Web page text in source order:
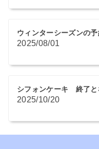
ウィンターシーズンの
2025/08/01
シフォンケーキ 終了と
2025/10/20